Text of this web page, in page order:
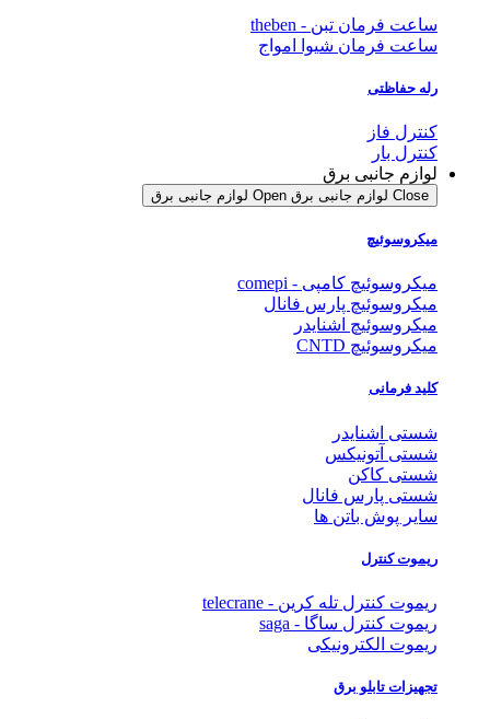
ساعت فرمان تبن - theben
ساعت فرمان شیوا امواج
رله حفاظتی
کنترل فاز
کنترل بار
لوازم جانبی برق
Close لوازم جانبی برق Open لوازم جانبی برق
میکروسوئیچ
میکروسوئیچ کامپی - comepi
میکروسوئیچ پارس فانال
میکروسوئیچ اشنایدر
میکروسوئیچ CNTD
کلید فرمانی
شستی اشنایدر
شستی آتونیکس
شستی کاکن
شستی پارس فانال
سایر پوش باتن ها
ریموت کنترل
ریموت کنترل تله کرین - telecrane
ریموت کنترل ساگا - saga
ریموت الکترونیکی
تجهیزات تابلو برق